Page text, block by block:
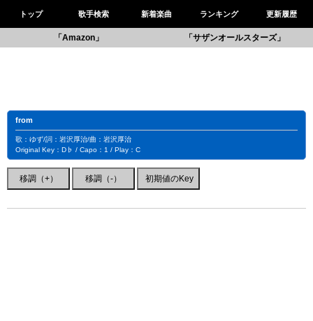
トップ 歌手検索 新着楽曲 ランキング 更新履歴
「Amazon」 「サザンオールスターズ」
from
歌：ゆず/詞：岩沢厚治/曲：岩沢厚治
Original Key：D♭ / Capo：1 / Play：C